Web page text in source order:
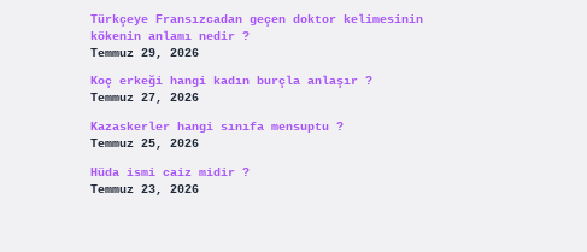
Türkçeye Fransızcadan geçen doktor kelimesinin
kökenin anlamı nedir ?
Temmuz 29, 2026
Koç erkeği hangi kadın burçla anlaşır ?
Temmuz 27, 2026
Kazaskerler hangi sınıfa mensuptu ?
Temmuz 25, 2026
Hüda ismi caiz midir ?
Temmuz 23, 2026